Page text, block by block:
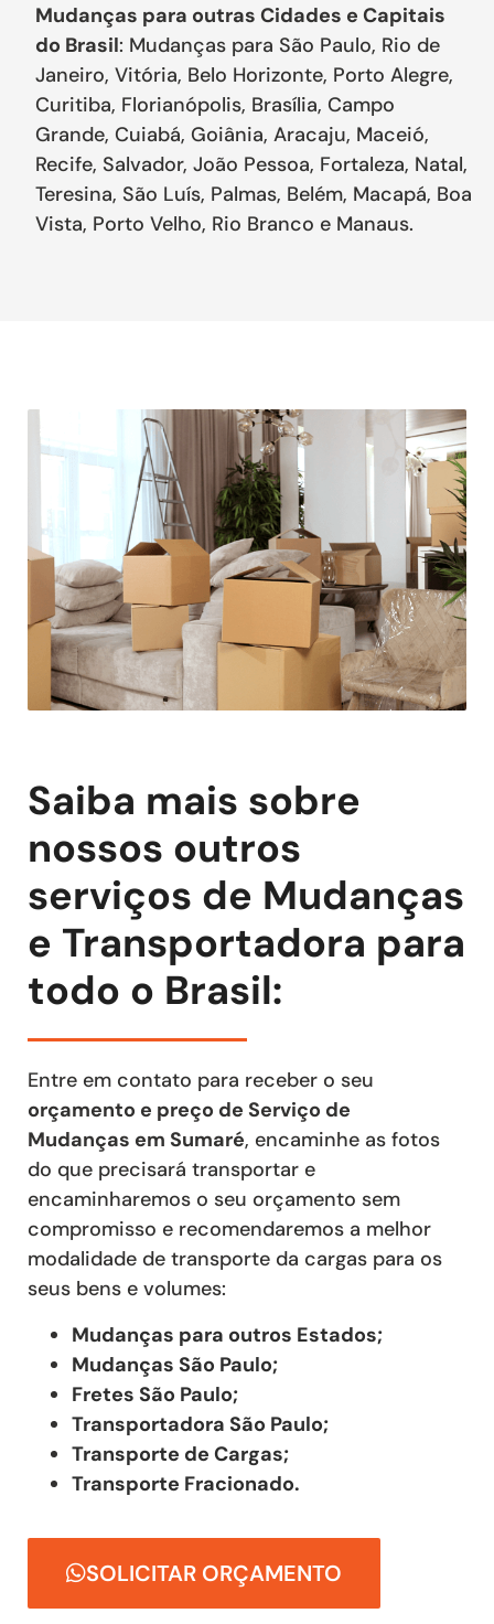
Mudanças para outras Cidades e Capitais
do Brasil: Mudanças para São Paulo, Rio de
Janeiro, Vitória, Belo Horizonte, Porto Alegre,
Curitiba, Florianópolis, Brasília, Campo
Grande, Cuiabá, Goiânia, Aracaju, Maceió,
Recife, Salvador, João Pessoa, Fortaleza, Natal,
Teresina, São Luís, Palmas, Belém, Macapá, Boa
Vista, Porto Velho, Rio Branco e Manaus.
Saiba mais sobre
nossos outros
serviços de Mudanças
e Transportadora para
todo o Brasil:
Entre em contato para receber o seu
orçamento e preço de Serviço de
Mudanças em Sumaré, encaminhe as fotos
do que precisará transportar e
encaminharemos o seu orçamento sem
compromisso e recomendaremos a melhor
modalidade de transporte da cargas para os
seus bens e volumes:
Mudanças para outros Estados;
Mudanças São Paulo;
Fretes São Paulo;
Transportadora São Paulo;
Transporte de Cargas;
Transporte Fracionado.
SOLICITAR ORÇAMENTO